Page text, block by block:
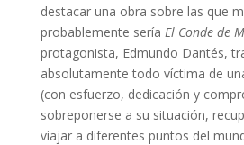
destacar una obra sobre las que
probablemente sería El Conde de
protagonista, Edmundo Dantés,
absolutamente todo víctima de
(con esfuerzo, dedicación y
sobreponerse a su situación,
viajar a diferentes puntos del